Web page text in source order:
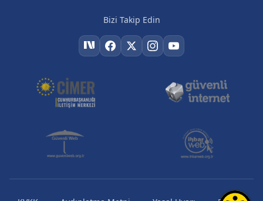
Bizi Takip Edin